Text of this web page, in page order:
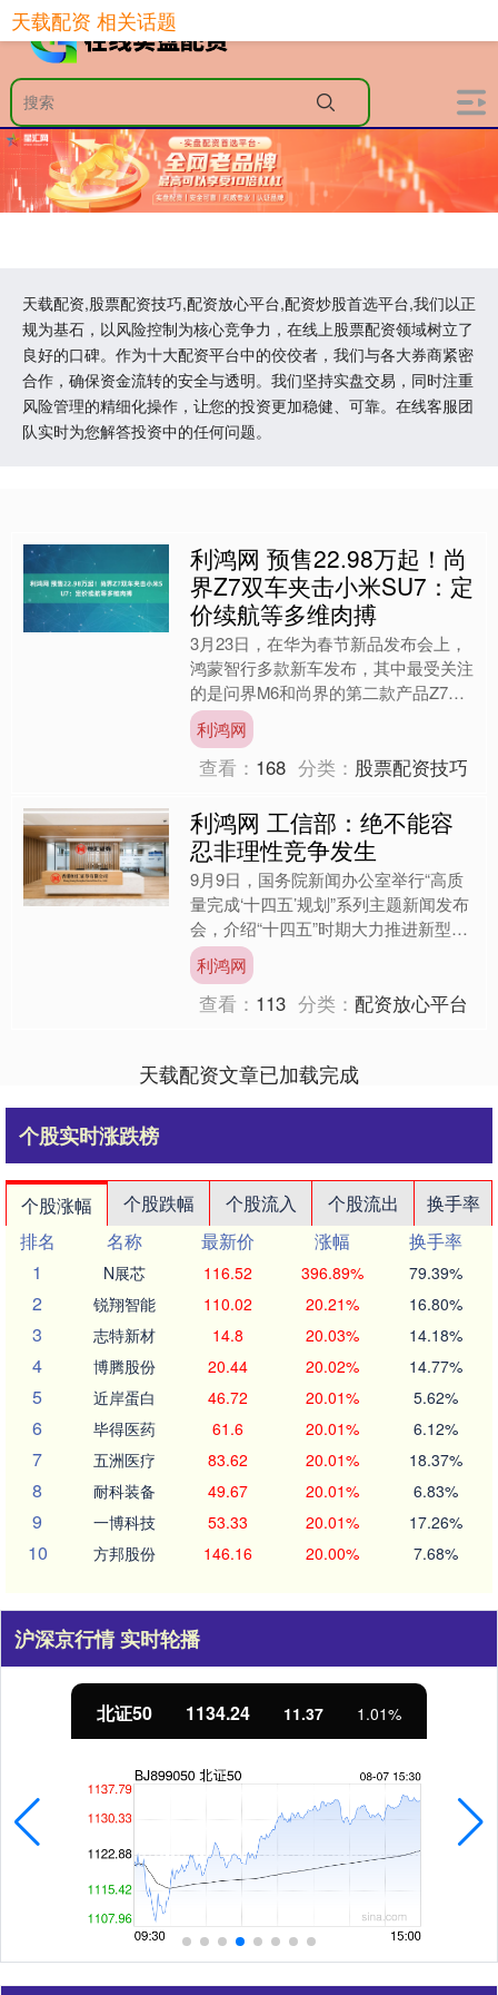
天载配资,股票配资技巧,配资放心平台,配资炒股首选平台,我们以正
规为基石，以风险控制为核心竞争力，在线上股票配资领域树立了
良好的口碑。作为十大配资平台中的佼佼者，我们与各大券商紧密
合作，确保资金流转的安全与透明。我们坚持实盘交易，同时注重
风险管理的精细化操作，让您的投资更加稳健、可靠。在线客服团
队实时为您解答投资中的任何问题。
天载配资 相关话题
利鸿网 预售22.98万起！尚
界Z7双车夹击小米SU7：定
价续航等多维肉搏
3月23日，在华为春节新品发布会上，
鸿蒙智行多款新车发布，其中最受关注
的是问界M6和尚界的第二款产品Z7、
Z7T。因为这两款新车与小米SU7形成
直接的竞争关系。....
利鸿网
查看： 168 分类： 股票配资技巧
利鸿网 工信部：绝不能容
忍非理性竞争发生
9月9日，国务院新闻办公室举行“高质
量完成‘十四五’规划”系列主题新闻发布
会，介绍“十四五”时期大力推进新型工
业化，巩固壮大实体经济根基有关情
况。会上，工业和信....
利鸿网
查看： 113 分类：配资放心平台
天载配资文章已加载完成
个股实时涨跌榜
个股涨幅 个股跌幅 个股流入 个股流出
换手率
排名
名称 最新价 涨幅
换手率
1
N展芯 116.52 396.89% 79.39%
2 锐翔智能 110.02 20.21% 16.80%
3 志特新材 14.8 20.03% 14.18%
4 博腾股份 20.44 20.02% 14.77%
5 近岸蛋白 46.72 20.01% 5.62%
6 毕得医药 61.6 20.01% 6.12%
7 五洲医疗 83.62 20.01% 18.37%
8 耐科装备 49.67 20.01% 6.83%
9 一博科技 53.33 20.01% 17.26%
10 方邦股份 146.16 20.00% 7.68%
沪深京行情 实时轮播
北证50 1134.24 11.37 1.01%